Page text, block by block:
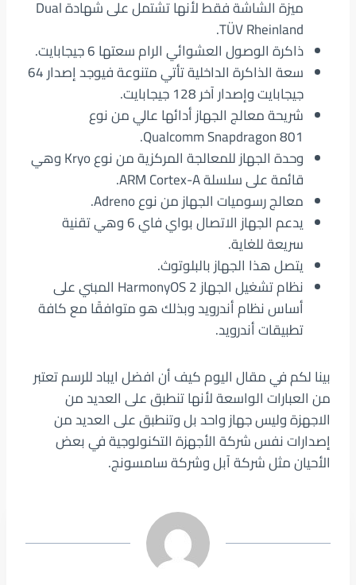
ميزة الشاشة فقط لأنها تشتمل على شهادة Dual
TÜV Rheinland.
ذاكرة الوصول العشوائي الرام سعتها 6 جيجابايت.
سعة الذاكرة الداخلية تأتي متنوعة فيوجد إصدار 64
جيجابايت وإصدار آخر 128 جيجابايت.
شريحة معالج الجهاز أدائها عالي من نوع
Qualcomm Snapdragon 801.
وحدة الجهاز للمعالجة المركزية من نوع Kryo وهي
قائمة على سلسلة ARM Cortex-A.
معالج رسوميات الجهاز من نوع Adreno.
يدعم الجهاز الاتصال بواي فاي 6 وهي تقنية
سريعة للغاية.
يتصل هذا الجهاز بالبلوتوث.
نظام تشغيل الجهاز HarmonyOS 2 المبني على
أساس نظام أندرويد وبذلك هو متوافقًا مع كافة
تطبيقات أندرويد.
بينا لكم في مقال اليوم كيف أن افضل ايباد للرسم تعتبر
من العبارات الواسعة لأنها تنطبق على العديد من
الاجهزة وليس جهاز واحد بل وتنطبق على العديد من
إصدارات نفس شركة الأجهزة التكنولوجية في بعض
الأحيان مثل شركة آبل وشركة سامسونج.